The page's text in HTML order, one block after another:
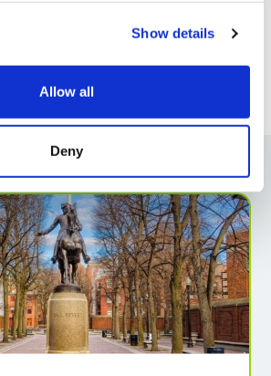
Show details
Allow all
Deny
da non perdere